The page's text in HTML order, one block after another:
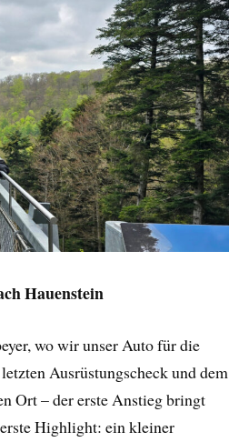
Hauenstein
wo wir unser Auto für die
Ausrüstungscheck und dem
Ort – der erste Anstieg bringt
Highlight: ein kleiner